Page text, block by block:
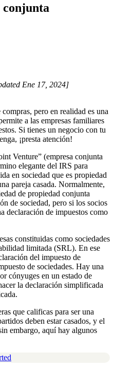
conjunta
Ene 17, 2024]
pero en realidad es una
a las empresas familiares
Si tienes un negocio con tu
¡presta atención!
Venture” (empresa conjunta
elegante del IRS para
en sociedad que es propiedad
pareja casada. Normalmente,
de propiedad conjunta
de sociedad, pero si los socios
declaración de impuestos como
constituidas como sociedades
limitada (SRL). En ese
del impuesto de
de sociedades. Hay una
cónyuges en un estado de
la declaración simplificada
que calificas para ser una
deben estar casados, y el
embargo, aquí hay algunos